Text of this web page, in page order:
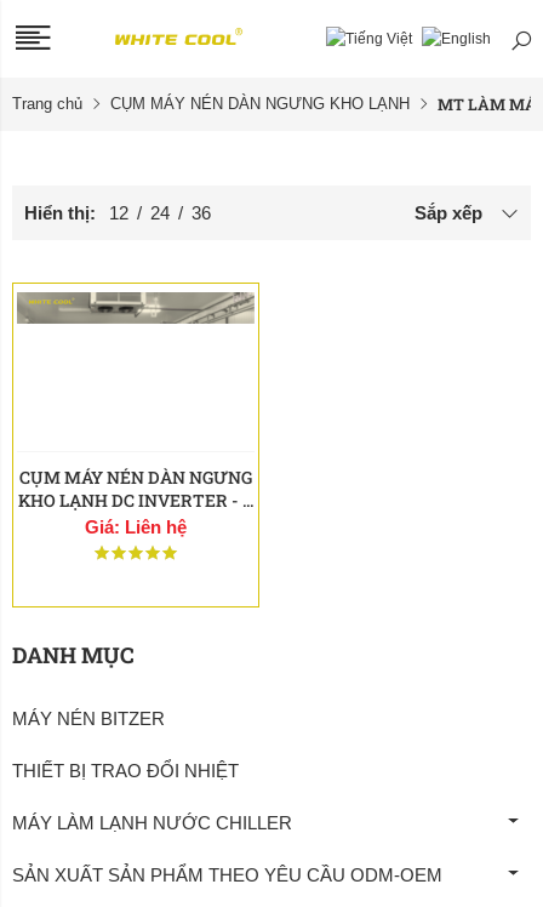
Trang chủ CỤM MÁY NÉN DÀN NGƯNG KHO LẠNH MT LÀM
Hiển thị: 12 / 24 / 36 Sắp xếp
CỤM MÁY NÉN DÀN NGƯNG
KHO LẠNH DC INVERTER - ...
Giá: Liên hệ
DANH MỤC
MÁY NÉN BITZER
THIẾT BỊ TRAO ĐỔI NHIỆT
MÁY LÀM LẠNH NƯỚC CHILLER
SẢN XUẤT SẢN PHẨM THEO YÊU CẦU ODM-OEM